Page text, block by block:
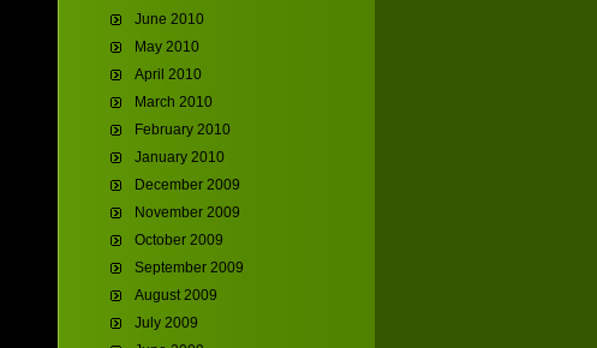
June 2010
May 2010
April 2010
March 2010
February 2010
January 2010
December 2009
November 2009
October 2009
September 2009
August 2009
July 2009